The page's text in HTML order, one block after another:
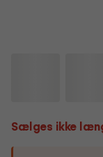
Sælges ikke